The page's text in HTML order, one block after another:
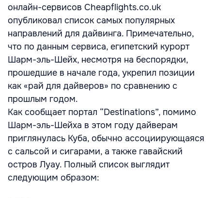
онлайн-сервисов Cheapflights.co.uk
опубликовал список самых популярных
направлений для дайвинга. Примечательно,
что по данным сервиса, египетский курорт
Шарм-эль-Шейх, несмотря на беспорядки,
прошедшие в начале года, укрепил позиции
как «рай для дайверов» по сравнению с
прошлым годом.
Как сообщает портал “Destinations”, помимо
Шарм-эль-Шейха в этом году дайверам
приглянулась Куба, обычно ассоциирующаяся
с сальсой и сигарами, а также гавайский
остров Луау. Полный список выглядит
следующим образом: